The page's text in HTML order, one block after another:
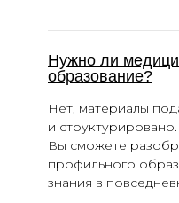
Нужно ли
образование?
Нет, материалы
и структурировано.
Вы сможете
профильного
знания в
Об обучающей платформе
Лицензия на
№ Л035-01298-77/00179847 от